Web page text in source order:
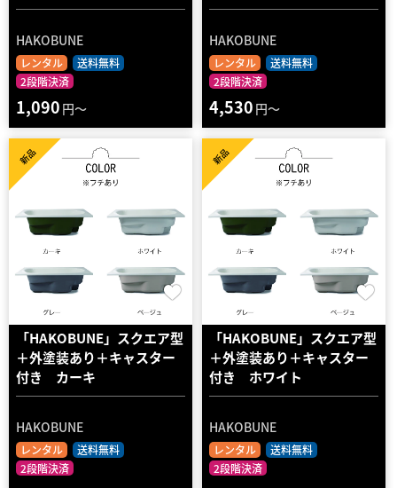
HAKOBUNE
レンタル
送料無料
2段階決済
1,090 円～
HAKOBUNE
レンタル
送料無料
2段階決済
4,530 円～
「HAKOBUNE」スクエア型
＋外塗装あり＋キャスター
付き カーキ
HAKOBUNE
レンタル
送料無料
2段階決済
新品
「HAKOBUNE」スクエア型
＋外塗装あり＋キャスター
付き ホワイト
HAKOBUNE
レンタル
送料無料
2段階決済
新品